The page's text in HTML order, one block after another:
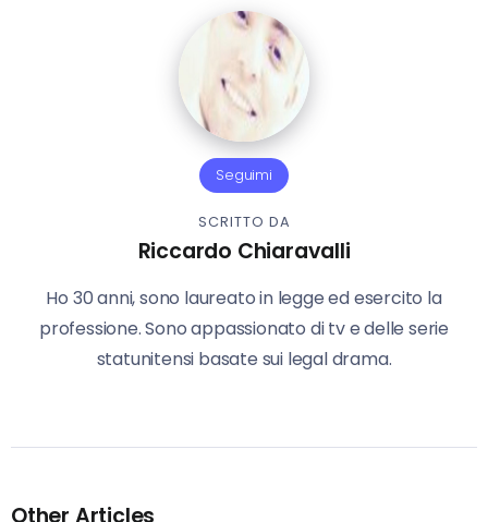
Seguimi
SCRITTO DA
Riccardo Chiaravalli
Ho 30 anni, sono laureato in legge ed esercito la
professione. Sono appassionato di tv e delle serie
statunitensi basate sui legal drama.
Other Articles